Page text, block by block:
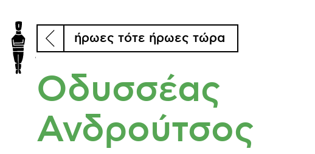
ήρωες τότε ήρωες τώρα
Οδυσσέας
Ανδρούτσος